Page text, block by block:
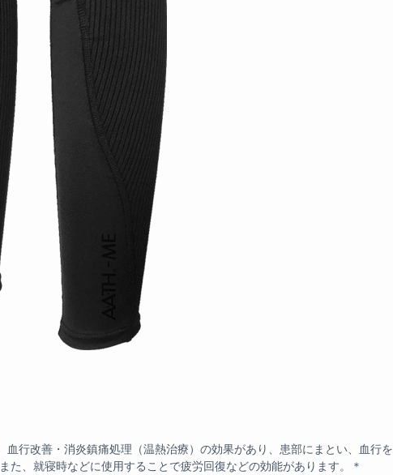
行改善・消炎鎮痛処理（温熱治療）の効果があり、患部にまとい、血行を
、就寝時などに使用することで疲労回復などの効能があります。＊